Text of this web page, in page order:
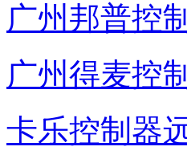
广州邦普控
广州得麦控
卡乐控制器